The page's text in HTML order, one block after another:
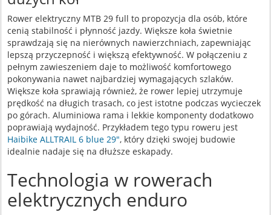
Rower elektryczny MTB 29 full to propozycja dla osób, które
cenią stabilność i płynność jazdy. Większe koła świetnie
sprawdzają się na nierównych nawierzchniach, zapewniając
lepszą przyczepność i większą efektywność. W połączeniu z
pełnym zawieszeniem daje to możliwość komfortowego
pokonywania nawet najbardziej wymagających szlaków.
Większe koła sprawiają również, że rower lepiej utrzymuje
prędkość na długich trasach, co jest istotne podczas wycieczek
po górach. Aluminiowa rama i lekkie komponenty dodatkowo
poprawiają wydajność. Przykładem tego typu roweru jest
Haibike ALLTRAIL 6 blue 29", który dzięki swojej budowie
idealnie nadaje się na dłuższe eskapady.
Technologia w rowerach
elektrycznych enduro